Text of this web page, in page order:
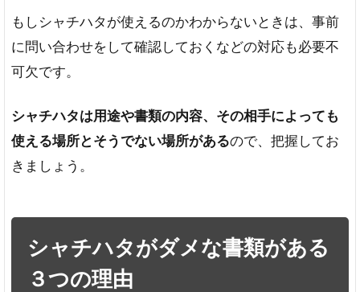
もしシャチハタが使えるのかわからないときは、事前
に問い合わせをして確認しておくなどの対応も必要不
可欠です。
シャチハタは用途や書類の内容、その相手によっても
使える場所とそうでない場所があるので、把握してお
きましょう。
シャチハタがダメな書類がある
３つの理由